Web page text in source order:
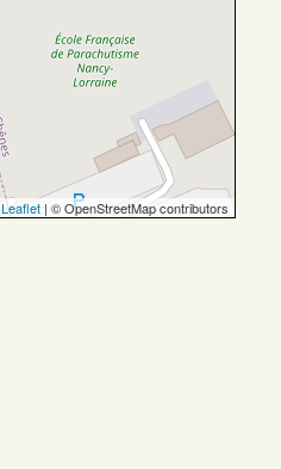
Leaflet| © OpenStreetMap contributors